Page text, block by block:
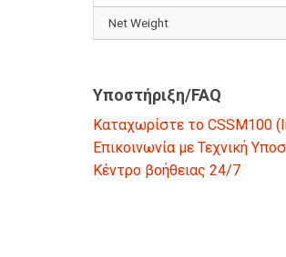
Net Weight
Υποστήριξη/FAQ
Καταχωρίστε το CSSM100
Επικοινωνία με Τεχνική
Κέντρο βοήθειας 24/7